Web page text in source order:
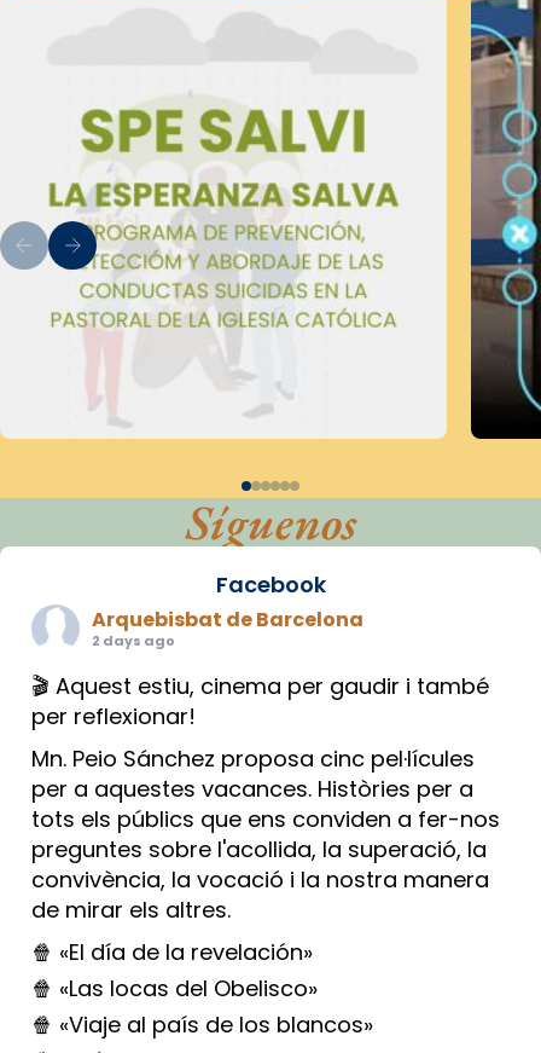
Síguenos
Facebook
Arquebisbat de Barcelona
2 days ago
🎬 Aquest estiu, cinema per gaudir i també
per reflexionar!
Mn. Peio Sánchez proposa cinc pel·lícules
per a aquestes vacances. Històries per a
tots els públics que ens conviden a fer-nos
preguntes sobre l'acollida, la superació, la
convivència, la vocació i la nostra manera
de mirar els altres.
🍿 «El día de la revelación»
🍿 «Las locas del Obelisco»
🍿 «Viaje al país de los blancos»